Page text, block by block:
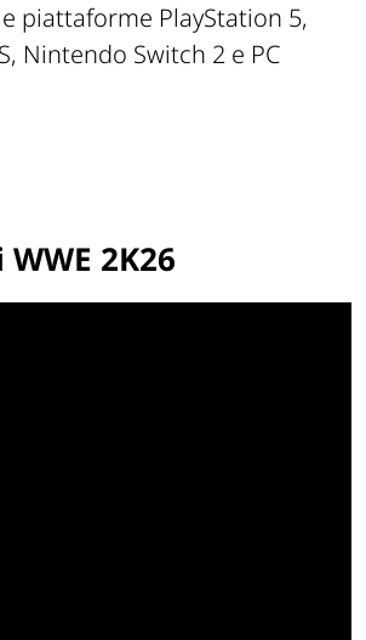
piattaforme PlayStation 5,
Nintendo Switch 2 e PC
2K26